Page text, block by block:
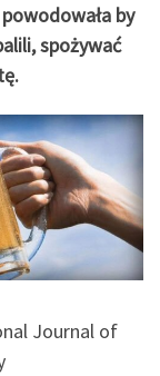
by
spożywać
Journal of